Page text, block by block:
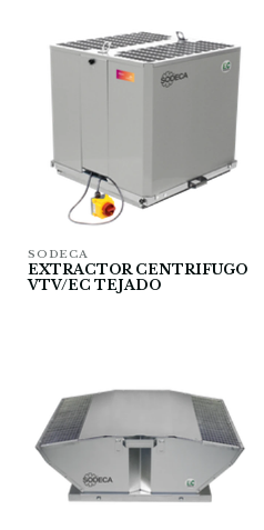
SODECA
EXTRACTOR CENTRIFUGO
VTV/EC TEJADO